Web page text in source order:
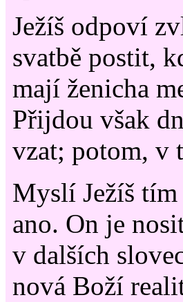
Ježíš odpoví
svatbě postit,
mají ženicha
Přijdou však
vzat; potom, v
Myslí Ježíš tím
ano. On je
v dalších
nová Boží